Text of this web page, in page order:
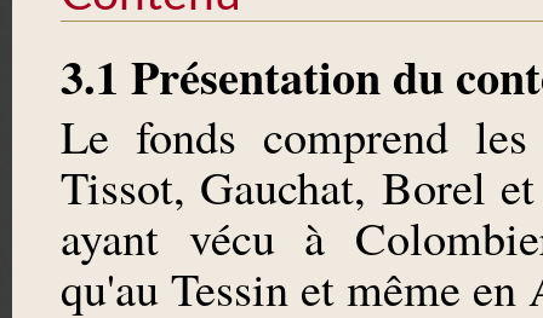
3.1 Présentation du
Le fonds comprend
Tissot, Gauchat, Borel
ayant vécu à
qu'au Tessin et même en